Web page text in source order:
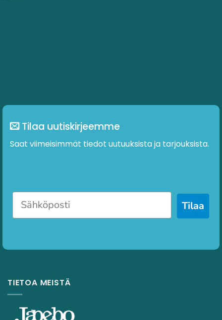
Tilaa uutiskirjeemme
Saat viimeisimmät tiedot uutuuksista ja tarjouksista.
Tilaa
TIETOA MEISTÄ